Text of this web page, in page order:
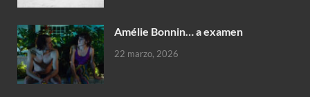
Amélie Bonnin… a examen
22 marzo, 2026